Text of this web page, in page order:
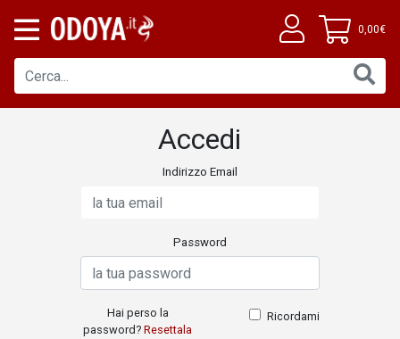
0,00€
Accedi
Indirizzo Email
Password
Hai perso la
password?Resettala
Ricordami